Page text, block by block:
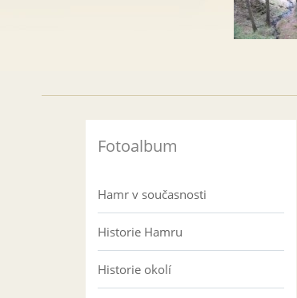
Fotoalbum
Hamr v současnosti
Historie Hamru
Historie okolí